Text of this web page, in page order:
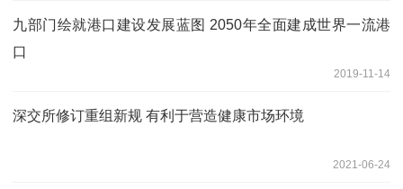
九部门绘就港口建设发展蓝图 2050年全面建成世界一流港
口
2019-11-14
深交所修订重组新规 有利于营造健康市场环境
2021-06-24